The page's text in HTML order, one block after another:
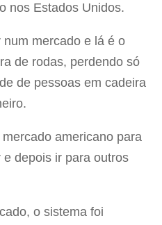
nos Estados Unidos.
num mercado e lá é o
de rodas, perdendo só
de pessoas em cadeira
americano para
depois ir para outros
o sistema foi